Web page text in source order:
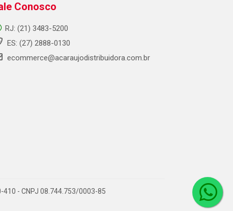
Conosco
RJ: (21) 3483-5200
ES: (27) 2888-0130
ecommerce@acaraujodistribuidora.com.br
410 - CNPJ 08.744.753/0003-85